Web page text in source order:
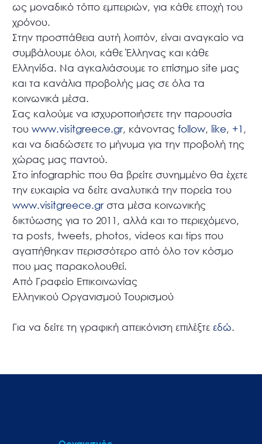
ως μοναδικό τόπο εμπειριών, για κάθε εποχή του
χρόνου.
Στην προσπάθεια αυτή λοιπόν, είναι αναγκαίο να
συμβάλουμε όλοι, κάθε Έλληνας και κάθε
Ελληνίδα. Να αγκαλιάσουμε το επίσημο site μας
και τα κανάλια προβολής μας σε όλα τα
κοινωνικά μέσα.
Σας καλούμε να ισχυροποιήσετε την παρουσία
τουwww.visitgreece.gr, κάνονταςfollow, like, +1 ,
και να διαδώσετε το μήνυμα για την προβολή της
χώρας μας παντού.
Στο infographic που θα βρείτε συνημμένο θα έχετε
την ευκαιρία να δείτε αναλυτικά την πορεία του
www.visitgreece.grστα μέσα κοινωνικής
δικτύωσης για το 2011, αλλά και το περιεχόμενο,
τα posts, tweets, photos, videos και tips που
αγαπήθηκαν περισσότερο από όλο τον κόσμο
που μας παρακολουθεί.
Από Γραφείο Επικοινωνίας
Ελληνικού Οργανισμού Τουρισμού
Για να δείτε τη γραφική απεικόνιση επιλέξτεεδώ.